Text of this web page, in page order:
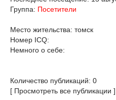
Группа: Посетители
Место жительства: томск
Номер ICQ:
Немного о себе:
Количество публикаций: 0
[ Просмотреть все публикации ]